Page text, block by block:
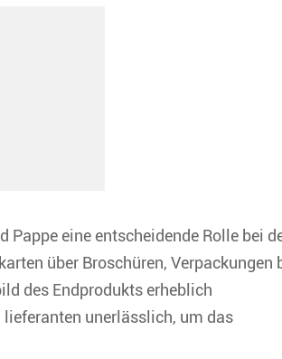
Pappe eine entscheidende Rolle bei
über Broschüren, Verpackungen
des Endprodukts erheblich
unerlässlich, um das